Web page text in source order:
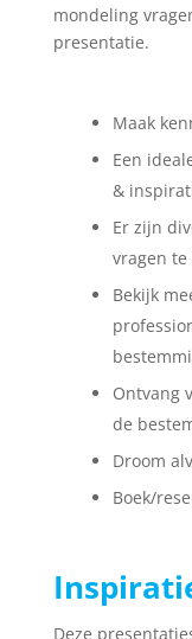
mondeling
presentatie.
Maak
Een
&
Er zijn
vragen
Bekijk
Ontvang
de
Droom
Boek/
Deze